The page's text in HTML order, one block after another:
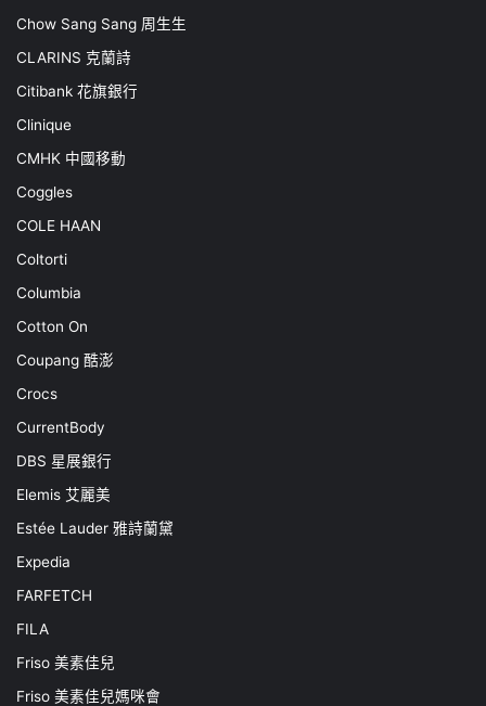
Chow Sang Sang 周生生
CLARINS 克蘭詩
Citibank 花旗銀行
Clinique
CMHK 中國移動
Coggles
COLE HAAN
Coltorti
Columbia
Cotton On
Coupang 酷澎
Crocs
CurrentBody
DBS 星展銀行
Elemis 艾麗美
Estée Lauder 雅詩蘭黛
Expedia
FARFETCH
FILA
Friso 美素佳兒
Friso 美素佳兒媽咪會